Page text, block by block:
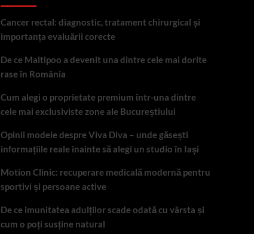
Cancer rectal: diagnostic, tratament chirurgical și
importanța evaluării corecte
De ce Maltipoo a devenit una dintre cele mai dorite
rase în România
Cum alegi o proprietate premium într-una dintre
cele mai exclusiviste zone ale Bucureștiului
Opinii modele despre Viva Diva – unde găsești
informațiile reale înainte să alegi un studio în Iași
Motion Clinic: recuperare medicală modernă pentru
sportivi și persoane active
De ce imunitatea adulților scade odată cu vârsta și
cum o poți susține natural